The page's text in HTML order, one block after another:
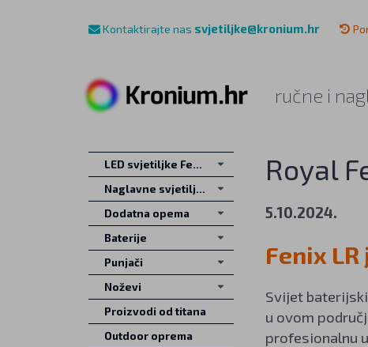
Kontaktirajte nas svjetiljke@kronium.hr
ručne i
Royal
5.10.2024.
Fenix
Svijet
u ovom
profesionalnu
LED svjetiljke Fenix
Naglavne svjetiljke
Dodatna opema
Baterije
Punjači
Noževi
Proizvodi od titana
Outdoor oprema